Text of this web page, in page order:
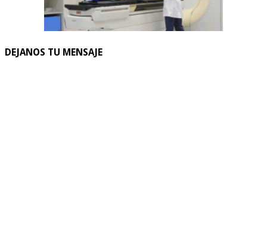
DEJANOS TU MENSAJE